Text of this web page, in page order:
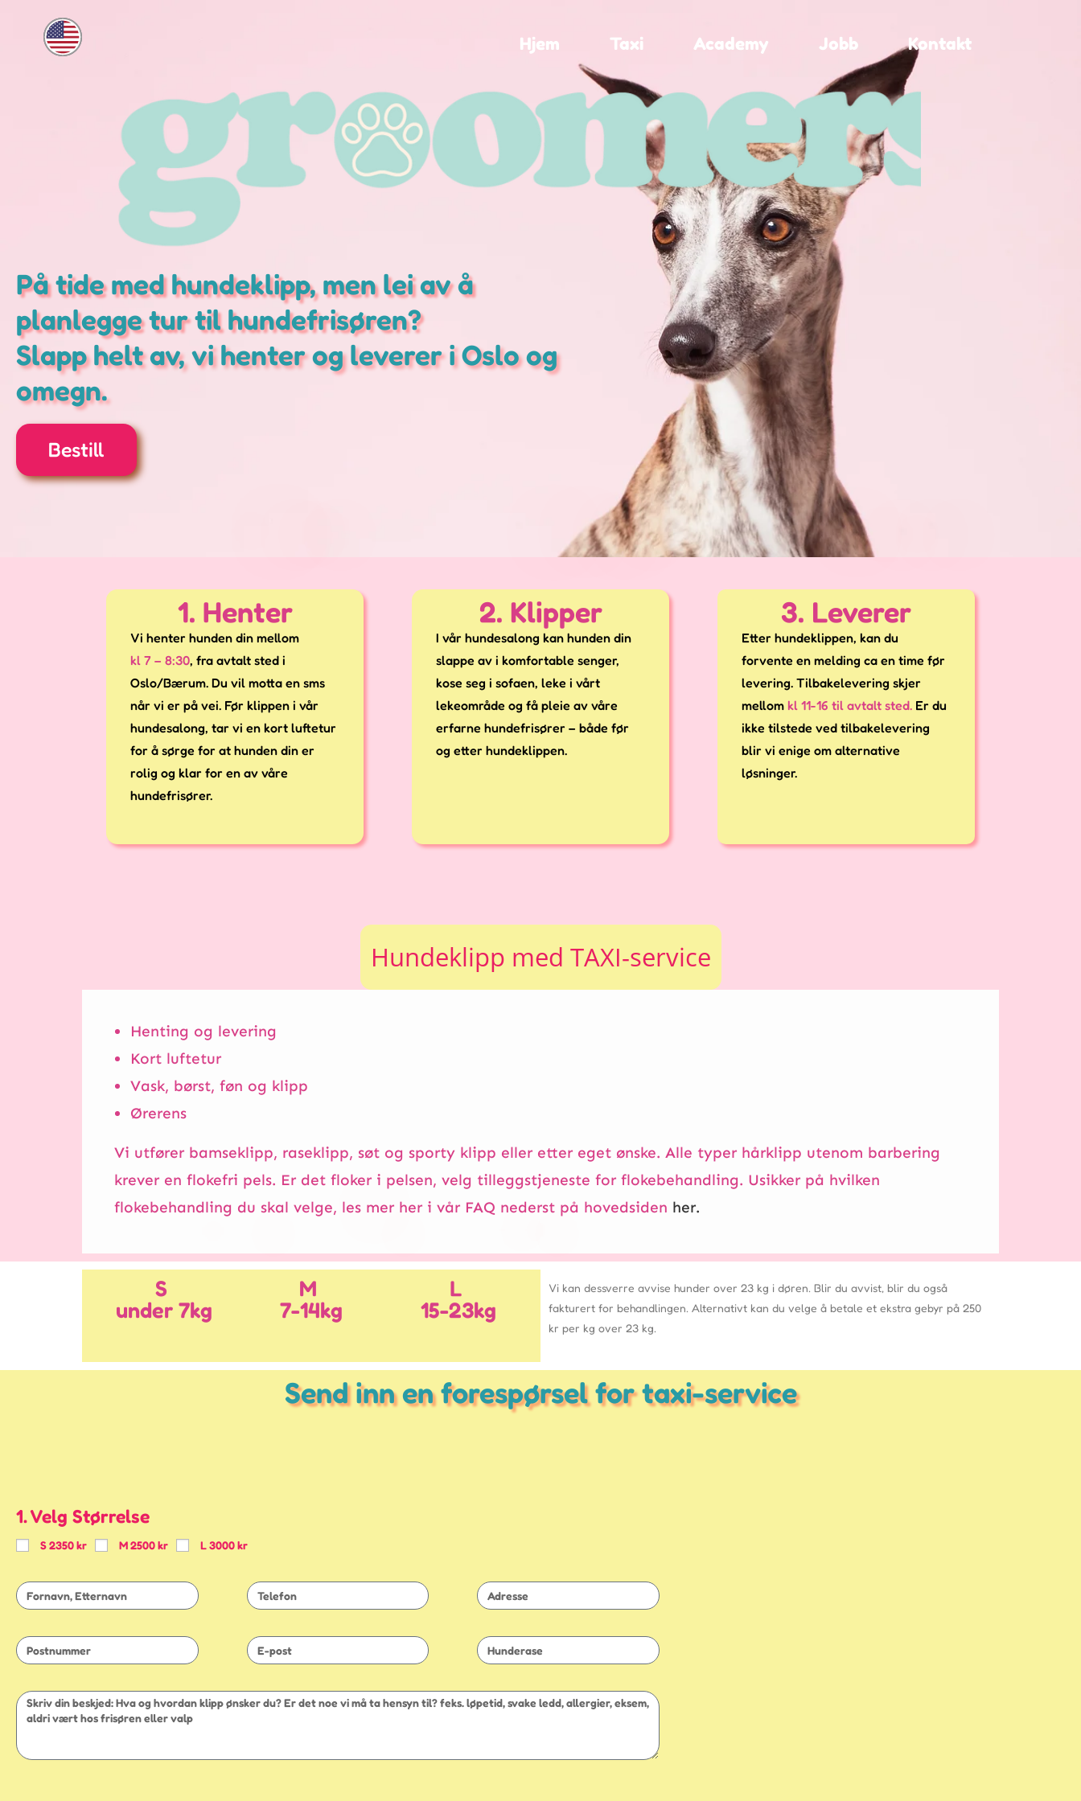
Hjem Taxi Academy Jobb Kontakt
På tide med hundeklipp, men lei av å
planlegge tur til hundefrisøren?
Slapp helt av, vi henter og leverer i Oslo og
omegn.
Bestill
1. Henter
Vi henter hunden din mellom
kl 7 – 8:30, fra avtalt sted i
Oslo/Bærum. Du vil motta en sms
når vi er på vei. Før klippen i vår
hundesalong, tar vi en kort luftetur
for å sørge for at hunden din er
rolig og klar for en av våre
hundefrisører.
2. Klipper
I vår hundesalong kan hunden din
slappe av i komfortable senger,
kose seg i sofaen, leke i vårt
lekeområde og få pleie av våre
erfarne hundefrisører – både før
og etter hundeklippen.
3. Leverer
Etter hundeklippen, kan du
forvente en melding ca en time før
levering. Tilbakelevering skjer
mellom kl 11-16 til avtalt sted. Er du
ikke tilstede ved tilbakelevering
blir vi enige om alternative
løsninger.
Hundeklipp med TAXI-service
Henting og levering
Kort luftetur
Vask, børst, føn og klipp
Ørerens
Vi utfører bamseklipp, raseklipp, søt og sporty klipp eller etter eget ønske. Alle typer hårklipp utenom barbering
krever en flokefri pels. Er det floker i pelsen, velg tilleggstjeneste for flokebehandling. Usikker på hvilken
flokebehandling du skal velge, les mer her i vår FAQ nederst på hovedsiden her.
S
under 7kg
M
7-14kg
L
15-23kg
Vi kan dessverre avvise hunder over 23 kg i døren. Blir du avvist, blir du også
fakturert for behandlingen. Alternativt kan du velge å betale et ekstra gebyr på 250
kr per kg over 23 kg.
Send inn en forespørsel for taxi-service
1. Velg Størrelse
S 2350 kr M 2500 kr L 3000 kr